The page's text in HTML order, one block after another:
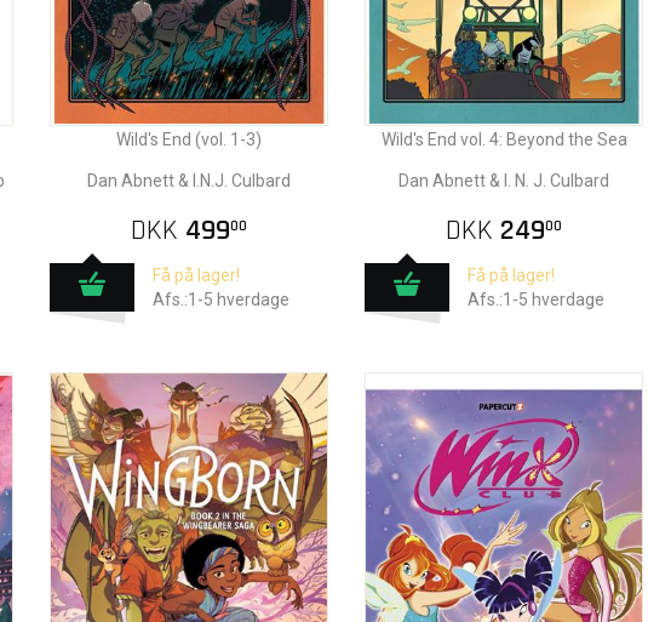
Wild's End (vol. 1-3)
Dan Abnett & I.N.J. Culbard
DKK 49900
Få på lager!
Afs.:1-5 hverdage
Wild's End vol. 4: Beyond the Sea
Dan Abnett & I. N. J. Culbard
DKK 24900
Få på lager!
Afs.:1-5 hverdage